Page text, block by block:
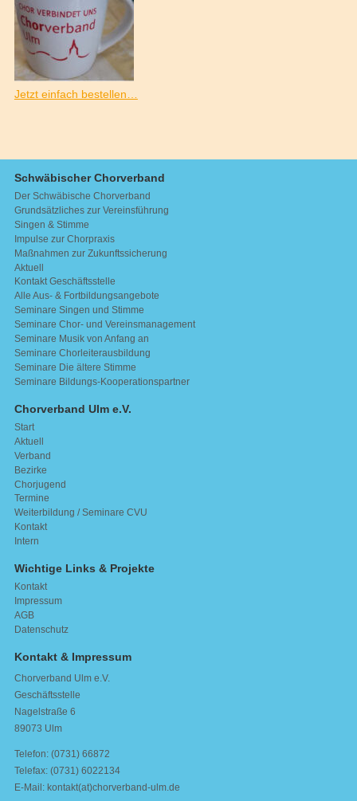
Jetzt einfach bestellen…
Schwäbischer Chorverband
Der Schwäbische Chorverband
Grundsätzliches zur Vereinsführung
Singen & Stimme
Impulse zur Chorpraxis
Maßnahmen zur Zukunftssicherung
Aktuell
Kontakt Geschäftsstelle
Alle Aus- & Fortbildungsangebote
Seminare Singen und Stimme
Seminare Chor- und Vereinsmanagement
Seminare Musik von Anfang an
Seminare Chorleiterausbildung
Seminare Die ältere Stimme
Seminare Bildungs-Kooperationspartner
Chorverband Ulm e.V.
Start
Aktuell
Verband
Bezirke
Chorjugend
Termine
Weiterbildung / Seminare CVU
Kontakt
Intern
Wichtige Links & Projekte
Kontakt
Impressum
AGB
Datenschutz
Kontakt & Impressum
Chorverband Ulm e.V.
Geschäftsstelle
Nagelstraße 6
89073 Ulm
Telefon: (0731) 66872
Telefax: (0731) 6022134
E-Mail: kontakt(at)chorverband-ulm.de